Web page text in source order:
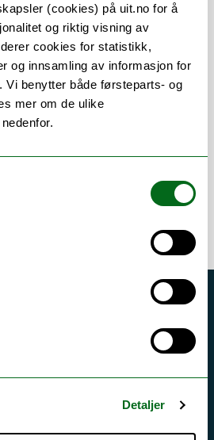
(cookies) på uit.no for å
og riktig visning av
cookies for statistikk,
og innsamling av informasjon for
Vi benytter både førsteparts- og
mer om de ulike
Detaljer
og undervisning